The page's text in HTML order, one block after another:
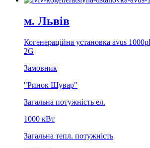
м. Львів
Когенерацiйна установка avus
2G
Замовник
"Ринок Шувар"
Загальна потужність ел.
1000 кВт
Загальна тепл. потужність